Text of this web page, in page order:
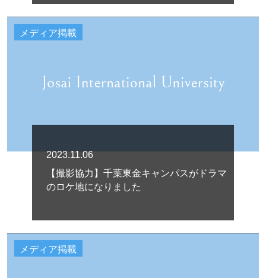
メディア掲載
2023.11.06
【撮影協力】千葉東金キャンパスがドラマ
のロケ地になりました
メディア掲載